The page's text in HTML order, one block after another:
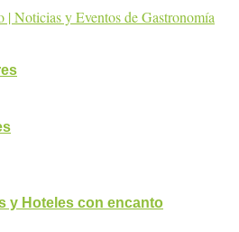
y Hoteles con encanto